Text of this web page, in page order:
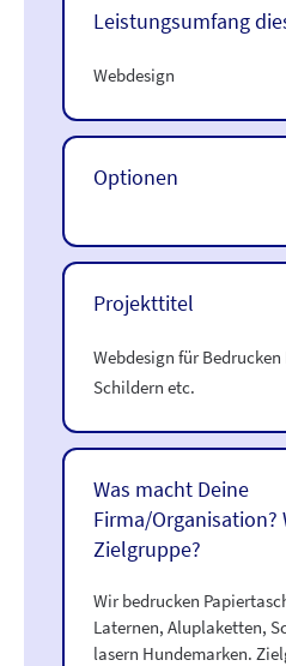
Leistungsumfang
Webdesign
Optionen
Projekttitel
Webdesign für
Schildern etc.
Was macht Deine
Firma/Organisation?
Zielgruppe?
Wir bedrucken
Laternen, Aluplaketten,
lasern Hundemarken.